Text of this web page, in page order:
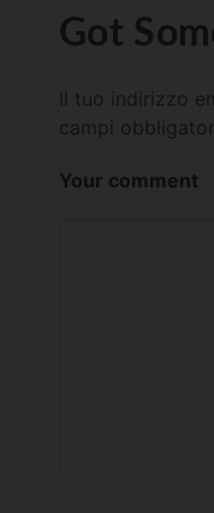
Got
Il tuo indirizzo
campi
Your comment